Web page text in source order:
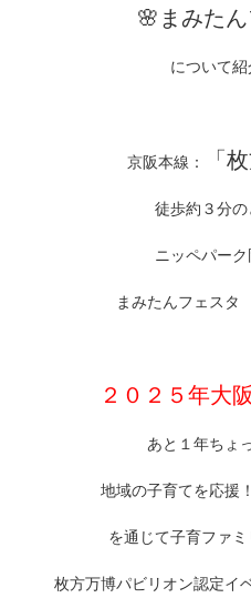
🌸まみた
について紹
京阪本線： 「
徒歩約３分
ニッペパー
まみたんフェスタ
２０２５年大
あと１年ちょ
地域の子育てを応援
を通じて子育ファ
枚方万博パビリオン認定イ